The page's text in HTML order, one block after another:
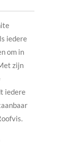
iedere
om in
zijn
iedere